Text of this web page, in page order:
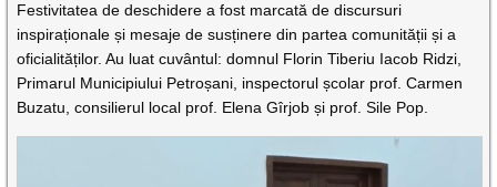
Festivitatea de deschidere a fost marcată de discursuri
inspiraționale și mesaje de susținere din partea comunității și a
oficialităților. Au luat cuvântul: domnul Florin Tiberiu Iacob Ridzi,
Primarul Municipiului Petroșani, inspectorul școlar prof. Carmen
Buzatu, consilierul local prof. Elena Gîrjob și prof. Sile Pop.